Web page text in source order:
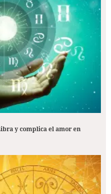
y complica el amor en